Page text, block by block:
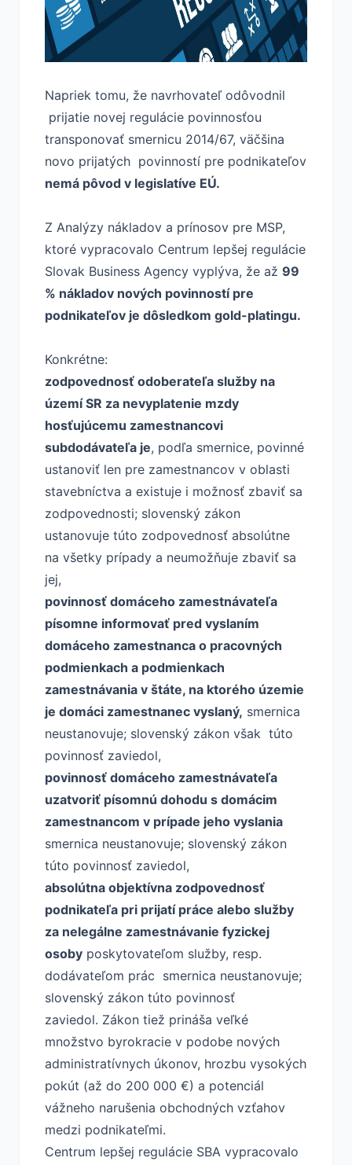
Napriek tomu, že navrhovateľ odôvodnil
prijatie novej regulácie povinnosťou
transponovať smernicu 2014/67, väčšina
novo prijatých povinností pre podnikateľov
nemá pôvod v legislatíve EÚ.
Z Analýzy nákladov a prínosov pre MSP,
ktoré vypracovalo Centrum lepšej regulácie
Slovak Business Agency vyplýva, že až 99
% nákladov nových povinností pre
podnikateľov je dôsledkom gold-platingu.
Konkrétne:
zodpovednosť odoberateľa služby na
území SR za nevyplatenie mzdy
hosťujúcemu zamestnancovi
subdodávateľa je, podľa smernice, povinné
ustanoviť len pre zamestnancov v oblasti
stavebníctva a existuje i možnosť zbaviť sa
zodpovednosti; slovenský zákon
ustanovuje túto zodpovednosť absolútne
na všetky prípady a neumožňuje zbaviť sa
jej,
povinnosť domáceho zamestnávateľa
písomne informovať pred vyslaním
domáceho zamestnanca o pracovných
podmienkach a podmienkach
zamestnávania v štáte, na ktorého územie
je domáci zamestnanec vyslaný, smernica
neustanovuje; slovenský zákon však túto
povinnosť zaviedol,
povinnosť domáceho zamestnávateľa
uzatvoriť písomnú dohodu s domácim
zamestnancom v prípade jeho vyslania
smernica neustanovuje; slovenský zákon
túto povinnosť zaviedol,
absolútna objektívna zodpovednosť
podnikateľa pri prijatí práce alebo služby
za nelegálne zamestnávanie fyzickej
osoby poskytovateľom služby, resp.
dodávateľom prác smernica neustanovuje;
slovenský zákon túto povinnosť
zaviedol. Zákon tiež prináša veľké
množstvo byrokracie v podobe nových
administratívnych úkonov, hrozbu vysokých
pokút (až do 200 000 €) a potenciál
vážneho narušenia obchodných vzťahov
medzi podnikateľmi.
Centrum lepšej regulácie SBA vypracovalo